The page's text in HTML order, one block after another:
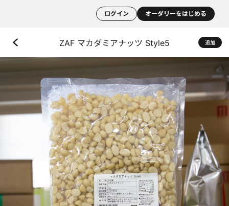
ログイン オーダリーをはじめる
ZAF マカダミアナッツ Style5 追加